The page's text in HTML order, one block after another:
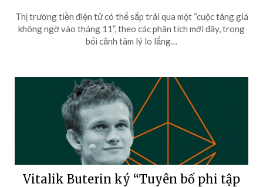
Thị trường tiền điện tử có thể sắp trải qua một “cuộc tăng giá
không ngờ vào tháng 11”, theo các phân tích mới đây, trong
bối cảnh tâm lý lo lắng…
Vitalik Buterin ký “Tuyên bố phi tập